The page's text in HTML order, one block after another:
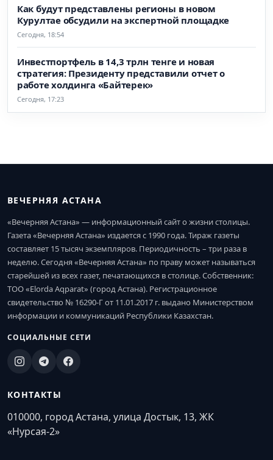
Как будут представлены регионы в новом
Курултае обсудили на экспертной площадке
Сегодня, 18:54
Инвестпортфель в 14,3 трлн тенге и новая
стратегия: Президенту представили отчет о
работе холдинга «Байтерек»
Сегодня, 17:23
ВЕЧЕРНЯЯ АСТАНА
«Вечерняя Астана» — информационный сайт о жизни столицы.
Газета «Вечерняя Астана» издается с 1990 года. Тираж газеты
составляет 15 тысяч экземпляров. Периодичность – три раза в
неделю. Сегодня «Вечерняя Астана» по праву может называться
старейшей из всех газет, печатающихся в столице. Собственник:
ТОО «Elorda Aqparat» (город Астана). Регистрационное
свидетельство № 16290-Г от 11.01.2017 г. выдано Министерством
информации и коммуникаций Республики Казахстан.
СОЦИАЛЬНЫЕ СЕТИ
КОНТАКТЫ
010000, город Астана, улица Достык, 13, ЖК
«Нурсая-2»